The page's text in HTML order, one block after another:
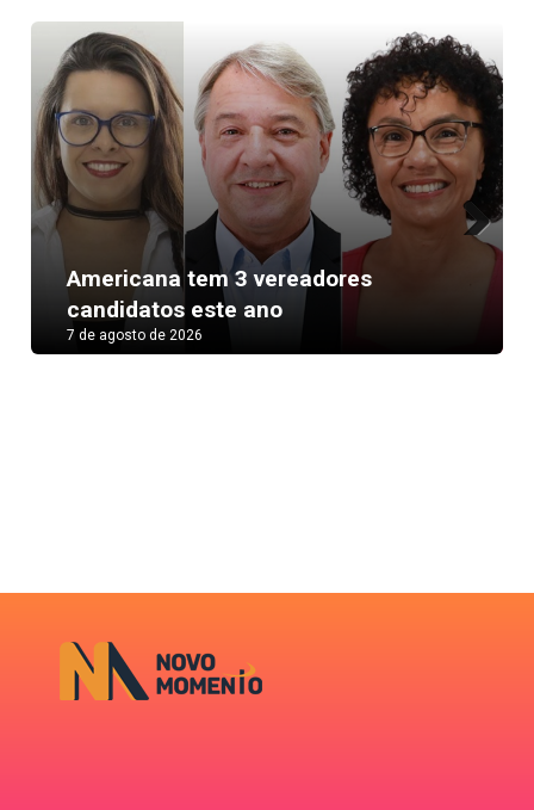
Americana tem 3 vereadores
candidatos este ano
7 de agosto de 2026